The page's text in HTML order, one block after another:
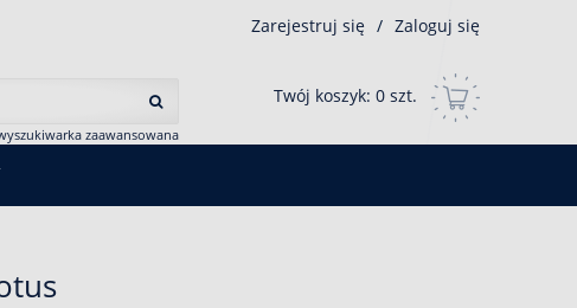
zaawansowana
Zarejestruj się / Zaloguj się
Twój koszyk: 0 szt.